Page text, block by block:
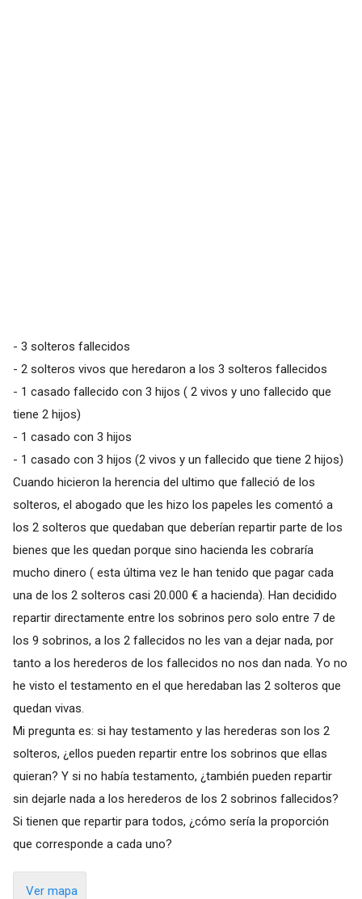
- 3 solteros fallecidos
- 2 solteros vivos que heredaron a los 3 solteros fallecidos
- 1 casado fallecido con 3 hijos ( 2 vivos y uno fallecido que
tiene 2 hijos)
- 1 casado con 3 hijos
- 1 casado con 3 hijos (2 vivos y un fallecido que tiene 2 hijos)
Cuando hicieron la herencia del ultimo que falleció de los
solteros, el abogado que les hizo los papeles les comentó a
los 2 solteros que quedaban que deberían repartir parte de los
bienes que les quedan porque sino hacienda les cobraría
mucho dinero ( esta última vez le han tenido que pagar cada
una de los 2 solteros casi 20.000 € a hacienda). Han decidido
repartir directamente entre los sobrinos pero solo entre 7 de
los 9 sobrinos, a los 2 fallecidos no les van a dejar nada, por
tanto a los herederos de los fallecidos no nos dan nada. Yo no
he visto el testamento en el que heredaban las 2 solteros que
quedan vivas.
Mi pregunta es: si hay testamento y las herederas son los 2
solteros, ¿ellos pueden repartir entre los sobrinos que ellas
quieran? Y si no había testamento, ¿también pueden repartir
sin dejarle nada a los herederos de los 2 sobrinos fallecidos?
Si tienen que repartir para todos, ¿cómo sería la proporción
que corresponde a cada uno?
Ver mapa